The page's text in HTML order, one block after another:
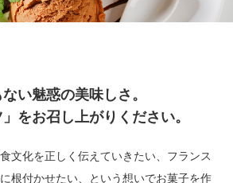
い魅惑の美味しさ。
をお召し上がりください。
文化を正しく伝えていきたい、フランス
根付かせたい、という想いでお菓子を作